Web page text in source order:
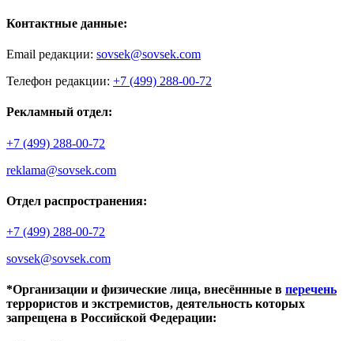
Контактные данные:
Email редакции: sovsek@sovsek.com
Телефон редакции: +7 (499) 288-00-72
Рекламный отдел:
+7 (499) 288-00-72
reklama@sovsek.com
Отдел распространения:
+7 (499) 288-00-72
sovsek@sovsek.com
*Организации и физические лица, внесённные в перечень
террористов и экстремистов, деятельность которых
запрещена в Российской Федерации: